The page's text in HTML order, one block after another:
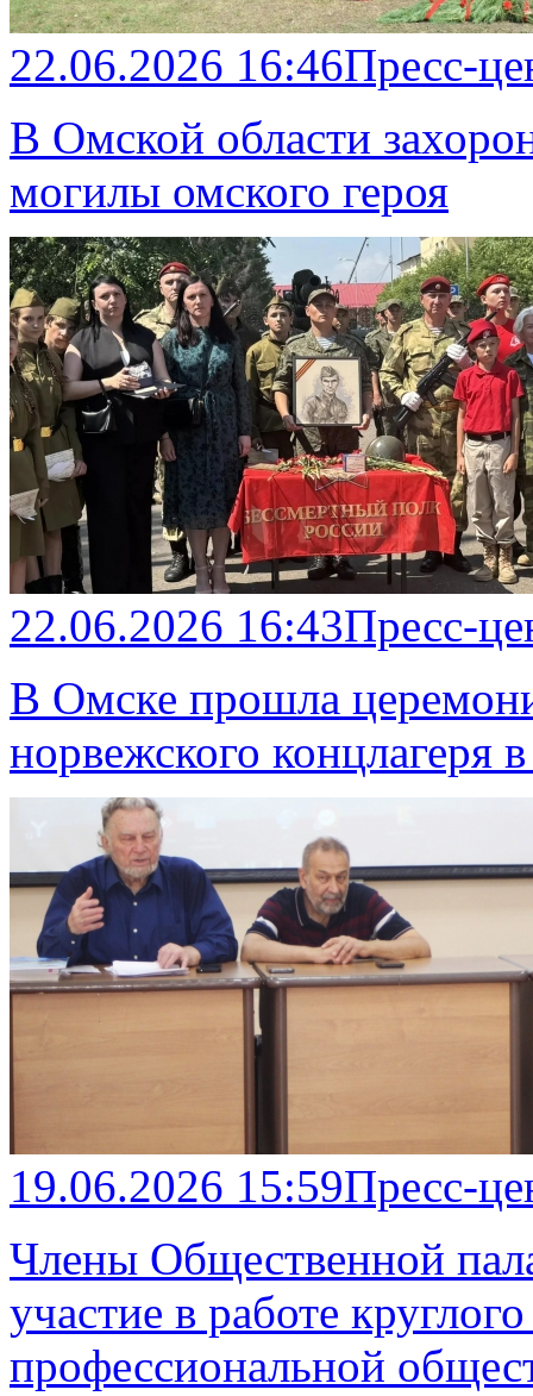
22.06.2026 16:46Пресс-
В Омской области
могилы омского героя
22.06.2026 16:43Пресс-
В Омске прошла
норвежского концлагеря
19.06.2026 15:59Пресс-
Члены Общественной
участие в работе
профессиональной